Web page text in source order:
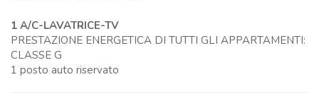
1 A/C-LAVATRICE-TV
PRESTAZIONE ENERGETICA DI TUTTI GLI APPARTAMENTI:
CLASSE G
1 posto auto riservato